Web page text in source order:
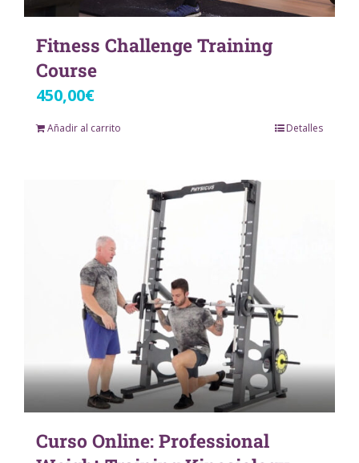
Fitness Challenge Training
Course
450,00€
Añadir al carrito Detalles
Curso Online: Professional